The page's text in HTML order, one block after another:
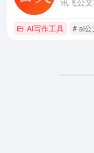
AI写作工具 # ai公